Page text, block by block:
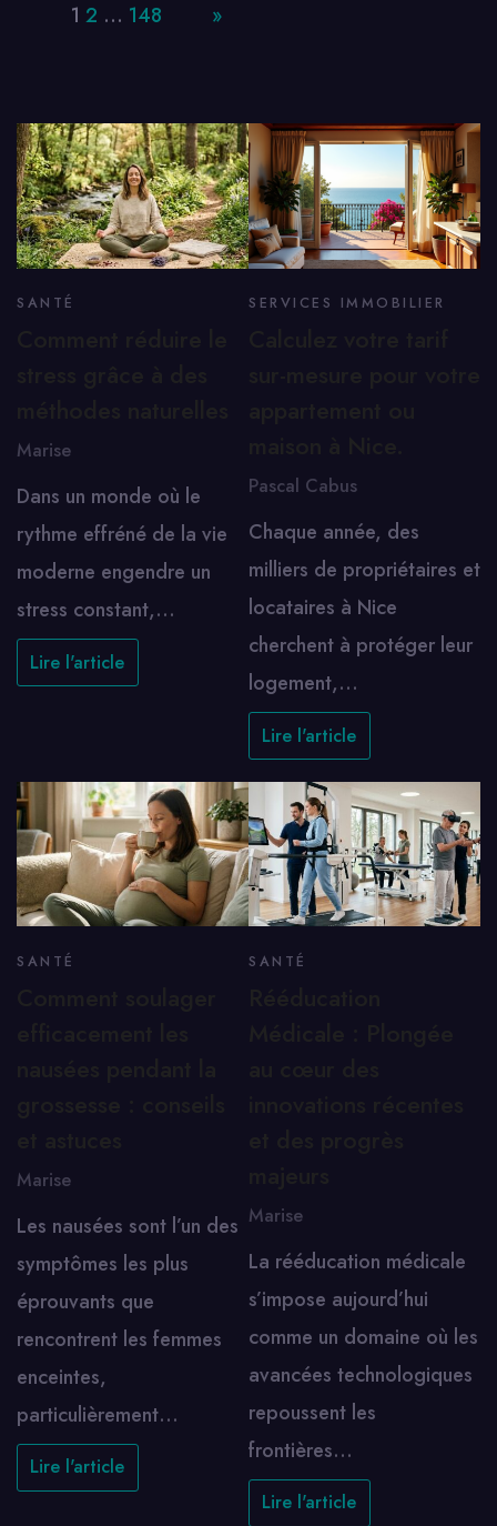
1 2 … 148 »
SANTÉ
Marise
Dans un monde où le
rythme effréné de la vie
moderne engendre un
stress constant,…
Lire l'article
SERVICES IMMOBILIER
Pascal Cabus
Chaque année, des
milliers de propriétaires et
locataires à Nice
cherchent à protéger leur
logement,…
Lire l'article
SANTÉ
Marise
Les nausées sont l’un des
symptômes les plus
éprouvants que
rencontrent les femmes
enceintes,
particulièrement…
Lire l'article
SANTÉ
Marise
La rééducation médicale
s’impose aujourd’hui
comme un domaine où les
avancées technologiques
repoussent les
frontières…
Lire l'article